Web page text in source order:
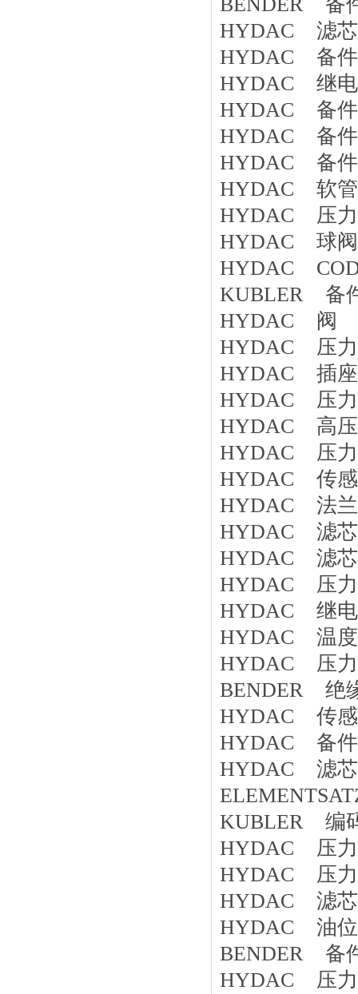
HYDAC 滤芯
HYDAC 备件
HYDAC 继电
HYDAC 备件
HYDAC 备件
HYDAC 备件
HYDAC 软管
HYDAC 压力
HYDAC 球阀
HYDAC
KUBLER 备
HYDAC 阀
HYDAC 压
HYDAC 插
HYDAC 压力
HYDAC 高压
HYDAC 压力
HYDAC 传感
HYDAC 法兰
HYDAC 滤
HYDAC 滤
HYDAC 压
HYDAC 继电
HYDAC 温度
HYDAC 压力
BENDER 绝
HYDAC 传感
HYDAC 备件
HYDAC 滤芯
KUBLER 编
HYDAC 压力
HYDAC 压力
HYDAC 滤芯
HYDAC 油位
BENDER 备
HYDAC 压力